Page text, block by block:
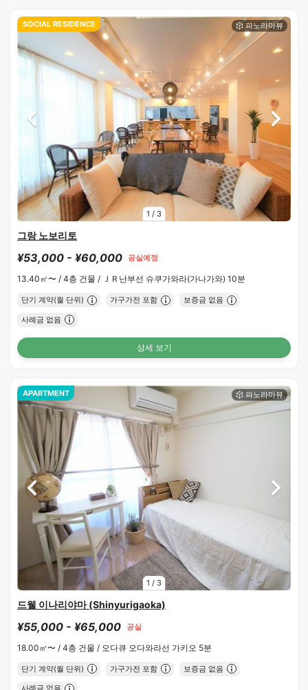
1 / 3
SOCIAL RESIDENCE
그랑 노보리토
¥53,000 - ¥60,000 공실예정
13.40㎡〜 / 4층 건물 / ＪＲ난부선 슈쿠가와라(가나가와) 10분
단기 계약(월 단위) 가구가전 포함 보증금 없음
사례금 없음
상세 보기
1 / 3
APARTMENT
드웰 이나리야마 (Shinyurigaoka)
¥55,000 - ¥65,000 공실
18.00㎡〜 / 4층 건물 / 오다큐 오다와라선 가키오 5분
단기 계약(월 단위) 가구가전 포함 보증금 없음